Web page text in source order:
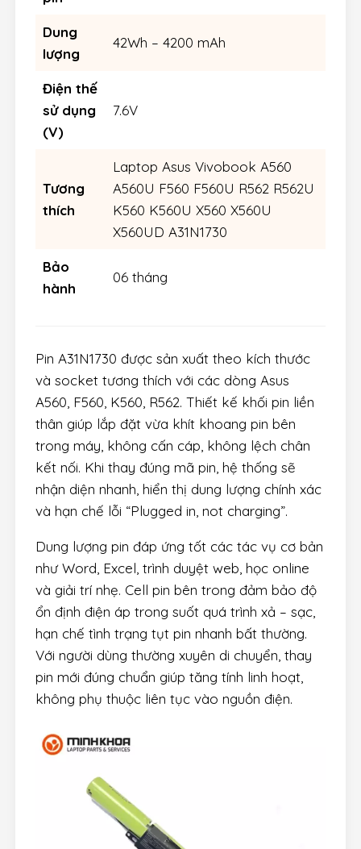
Dung
lượng
42Wh – 4200 mAh
Điện thế
sử dụng
(V)
7.6V
Tương
thích
Laptop Asus Vivobook A560
A560U F560 F560U R562 R562U
K560 K560U X560 X560U
X560UD A31N1730
Bảo
hành
06 tháng
Pin A31N1730 được sản xuất theo kích thước
và socket tương thích với các dòng Asus
A560, F560, K560, R562. Thiết kế khối pin liền
thân giúp lắp đặt vừa khít khoang pin bên
trong máy, không cấn cáp, không lệch chân
kết nối. Khi thay đúng mã pin, hệ thống sẽ
nhận diện nhanh, hiển thị dung lượng chính xác
và hạn chế lỗi “Plugged in, not charging”.
Dung lượng pin đáp ứng tốt các tác vụ cơ bản
như Word, Excel, trình duyệt web, học online
và giải trí nhẹ. Cell pin bên trong đảm bảo độ
ổn định điện áp trong suốt quá trình xả – sạc,
hạn chế tình trạng tụt pin nhanh bất thường.
Với người dùng thường xuyên di chuyển, thay
pin mới đúng chuẩn giúp tăng tính linh hoạt,
không phụ thuộc liên tục vào nguồn điện.